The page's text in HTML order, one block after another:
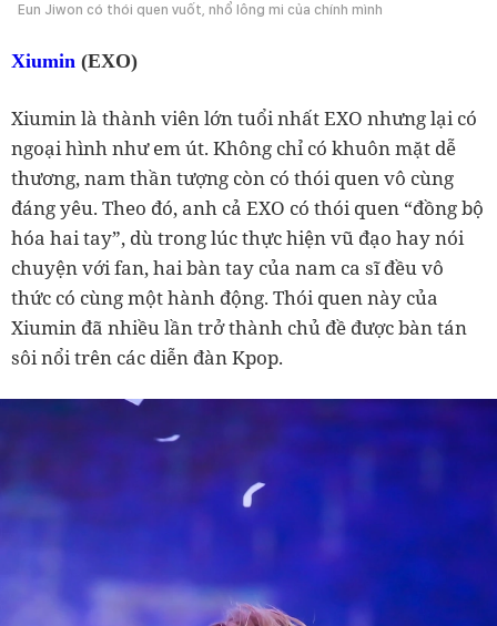
Eun Jiwon có thói quen vuốt, nhổ lông mi của chính mình
Xiumin (EXO)
Xiumin là thành viên lớn tuổi nhất EXO nhưng lại có
ngoại hình như em út. Không chỉ có khuôn mặt dễ
thương, nam thần tượng còn có thói quen vô cùng
đáng yêu. Theo đó, anh cả EXO có thói quen “đồng bộ
hóa hai tay”, dù trong lúc thực hiện vũ đạo hay nói
chuyện với fan, hai bàn tay của nam ca sĩ đều vô
thức có cùng một hành động. Thói quen này của
Xiumin đã nhiều lần trở thành chủ đề được bàn tán
sôi nổi trên các diễn đàn Kpop.